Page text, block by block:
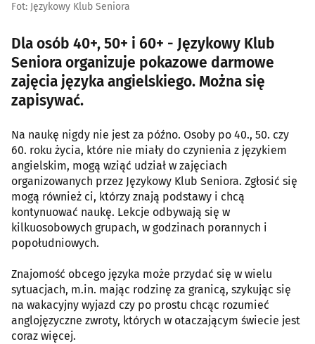
Fot: Językowy Klub Seniora
Dla osób 40+, 50+ i 60+ - Językowy Klub
Seniora organizuje pokazowe darmowe
zajęcia języka angielskiego. Można się
zapisywać.
Na naukę nigdy nie jest za późno. Osoby po 40., 50. czy
60. roku życia, które nie miały do czynienia z językiem
angielskim, mogą wziąć udział w zajęciach
organizowanych przez Językowy Klub Seniora. Zgłosić się
mogą również ci, którzy znają podstawy i chcą
kontynuować naukę. Lekcje odbywają się w
kilkuosobowych grupach, w godzinach porannych i
popołudniowych.
Znajomość obcego języka może przydać się w wielu
sytuacjach, m.in. mając rodzinę za granicą, szykując się
na wakacyjny wyjazd czy po prostu chcąc rozumieć
anglojęzyczne zwroty, których w otaczającym świecie jest
coraz więcej.